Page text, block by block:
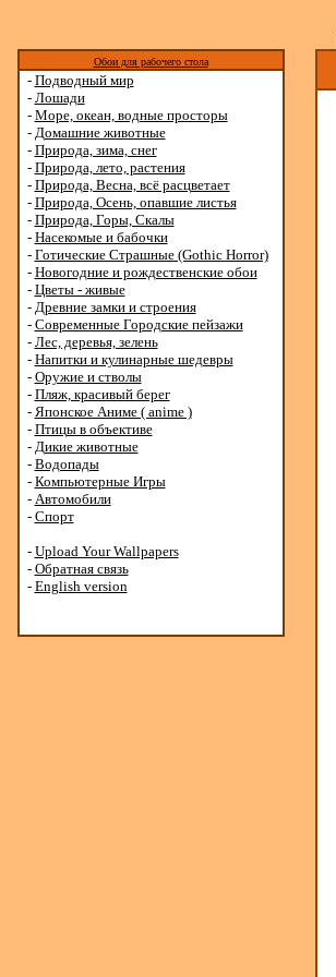
Обои для рабочего стола
- Подводный мир
- Лошади
- Море, океан, водные просторы
- Домашние животные
- Природа, зима, снег
- Природа, лето, растения
- Природа, Весна, всё расцветает
- Природа, Осень, опавшие листья
- Природа, Горы, Скалы
- Насекомые и бабочки
- Готические Страшные (Gothic Horror)
- Новогодние и рождественские обои
- Цветы - живые
- Древние замки и строения
- Современные Городские пейзажи
- Лес, деревья, зелень
- Напитки и кулинарные шедевры
- Оружие и стволы
- Пляж, красивый берег
- Японское Аниме ( anime )
- Птицы в объективе
- Дикие животные
- Водопады
- Компьютерные Игры
- Автомобили
- Спорт
- Upload Your Wallpapers
- Обратная связь
- English version